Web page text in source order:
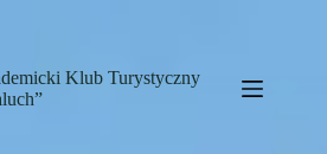
Klub Turystyczny